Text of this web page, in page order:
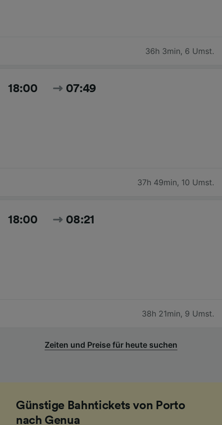
36h 3min, 6 Umst.
18:00 07:49
37h 49min, 10 Umst.
18:00 08:21
38h 21min, 9 Umst.
Zeiten und Preise für heute suchen
Günstige Bahntickets von Porto
nach Genua